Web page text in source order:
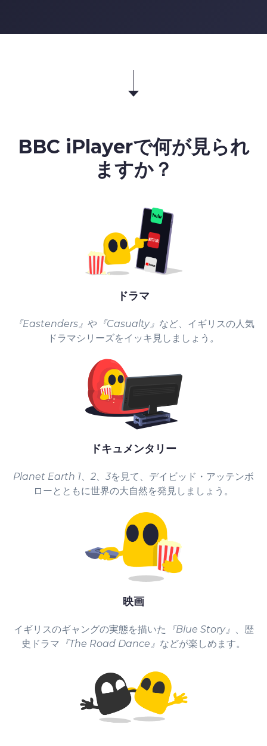
BBC iPlayerで何が見られ
ますか？
ドラマ
『Eastenders』 や『Casualty』 など、イギリスの人気
ドラマシリーズをイッキ見しましょう 。
ドキュメンタリー
Planet Earth 1、2、3を見て、デイビッド・アッテンボ
ローとともに世界の大自然を発見しましょう。
映画
イギリスのギャングの実態を描いた 『Blue Story』 、歴
史ドラマ 『The Road Dance』 などが楽しめます。